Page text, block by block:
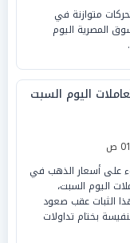
متوازنة في
المصرية اليوم
اليوم السبت
على أسعار الذهب في
اليوم السبت،
2026، وجاء هذا الثبات عقب صعود
بختام تداولات